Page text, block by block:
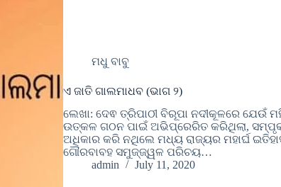
ମଧୁ ବାବୁ
ଏ ଜାତି ଗାଲମାଧବ (ଭାଗ ୨)
ଲେଖା: ଦେଵ ତ୍ରିପାଠୀ ବିରୂପା ନଦୀକୂଳରେ ଯେଉଁ
ଉତ୍କଳ ଗଠନ ପାଇଁ ଅଭିପ୍ରେରିତ କରିଥିଲା,
ଅଧିକାର କରି ନଥିଲେ ମଧ୍ୟ ରାଜ୍ୟର ମହାର୍ଘ
ଗୌରବାବହ ସମୁଜ୍ଜ୍ୱଳ ପରିଚୟ…
admin
July 11, 2020